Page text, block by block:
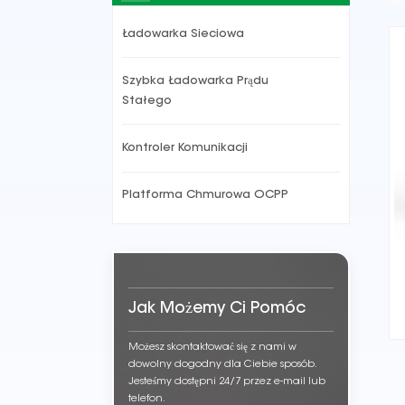
Ładowarka Sieciowa
Szybka Ładowarka Prądu
Stałego
Kontroler Komunikacji
Platforma Chmurowa OCPP
Jak Możemy Ci Pomóc
Możesz skontaktować się z nami w
dowolny dogodny dla Ciebie sposób.
Jesteśmy dostępni 24/7 przez e-mail lub
telefon.